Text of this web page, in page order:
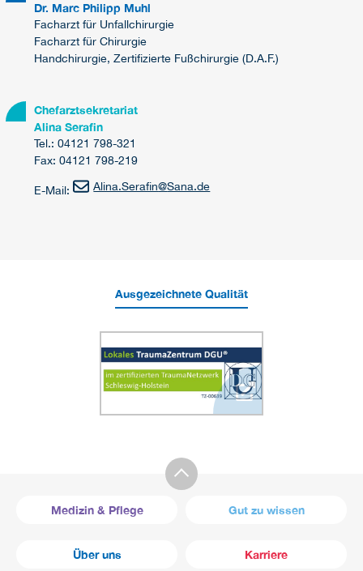
Dr. Marc Philipp Muhl
Facharzt für Unfallchirurgie
Facharzt für Chirurgie
Handchirurgie, Zertifizierte Fußchirurgie (D.A.F.)
Chefarztsekretariat
Alina Serafin
Tel.: 04121 798-321
Fax: 04121 798-219
E-Mail: Alina.Serafin@Sana.de
Ausgezeichnete Qualität
Medizin & Pflege Gut zu wissen
Über uns Karriere